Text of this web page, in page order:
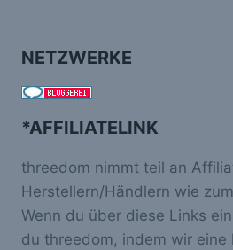
NETZWERKE
*AFFILIATELINK
threedom nimmt teil an
Herstellern/Händlern wie
Wenn du über diese Links
du threedom, indem wir eine